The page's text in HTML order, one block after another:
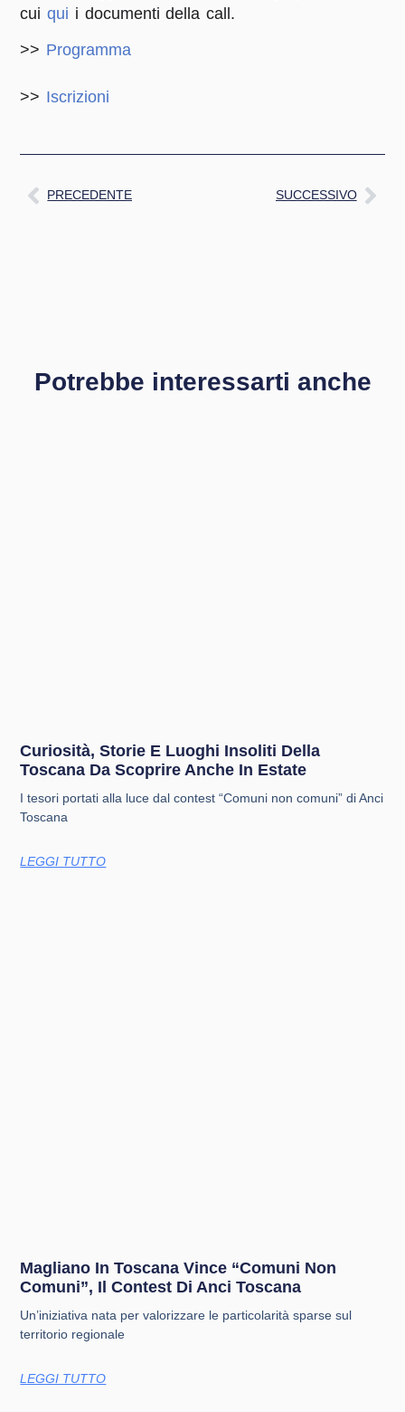
cuiqui i documenti della call.
>> Programma
>> Iscrizioni
PRECEDENTE SUCCESSIVO
Potrebbe interessarti anche
Curiosità, Storie E Luoghi Insoliti Della
Toscana Da Scoprire Anche In Estate
I tesori portati alla luce dal contest “Comuni non comuni” di Anci
Toscana
LEGGI TUTTO
Magliano In Toscana Vince “Comuni Non
Comuni”, Il Contest Di Anci Toscana
Un’iniziativa nata per valorizzare le particolarità sparse sul
territorio regionale
LEGGI TUTTO